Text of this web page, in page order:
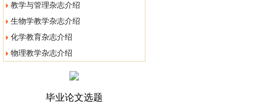
教学与管理杂志介绍
生物学教学杂志介绍
化学教育杂志介绍
物理教学杂志介绍
毕业论文选题